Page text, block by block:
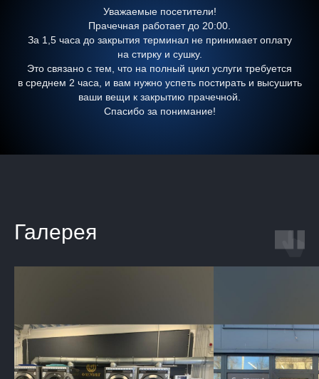
Уважаемые посетители!
Прачечная работает до 20:00.
За 1,5 часа до закрытия терминал не принимает оплату
на стирку и сушку.
Это связано с тем, что на полный цикл услуги требуется
в среднем 2 часа, и вам нужно успеть постирать и высушить
ваши вещи к закрытию прачечной.
Спасибо за понимание!
Галерея